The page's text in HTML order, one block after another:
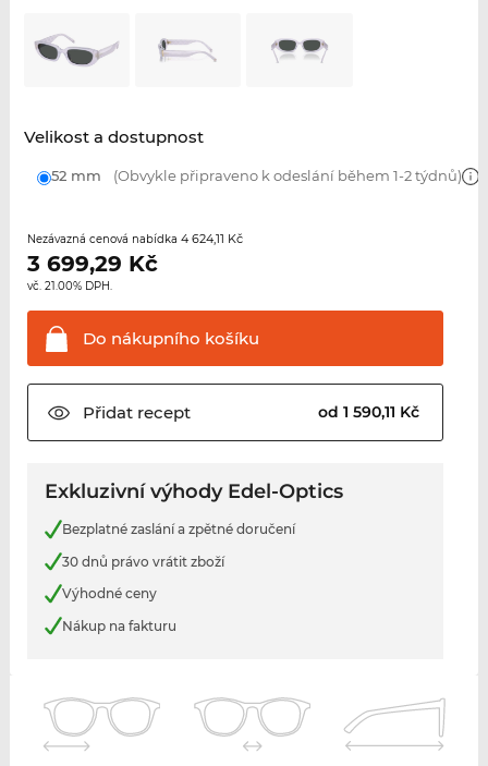
Velikost a dostupnost
52 mm (Obvykle připraveno k odeslání během 1-2 týdnů)
Nezávazná cenová nabídka 4 624,11 Kč
3 699,29 Kč
vč. 21.00% DPH.
Do nákupního košíku
Přidatrecept od 1 590,11 Kč
Exkluzivní výhody Edel-Optics
Bezplatné zaslání a zpětné doručení
30 dnů právo vrátit zboží
Výhodné ceny
Nákup na fakturu